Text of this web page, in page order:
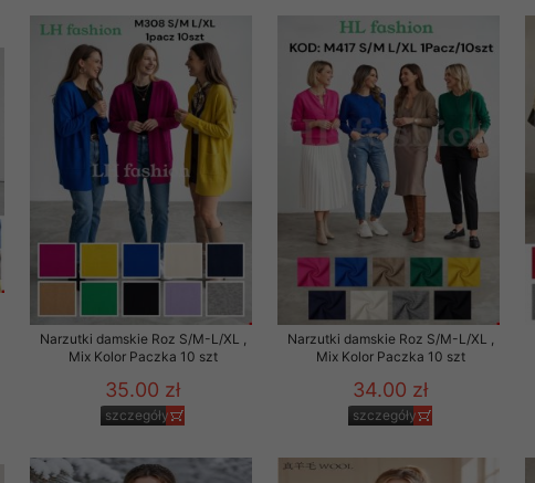
Narzutki damskie Roz S/M-L/XL ,
Mix Kolor Paczka 10 szt
35.00 zł
szczegóły
Narzutki damskie Roz S/M-L/XL ,
Mix Kolor Paczka 10 szt
34.00 zł
szczegóły